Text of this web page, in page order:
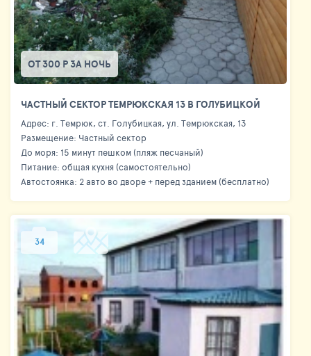
ОТ 300 Р ЗА НОЧЬ
ЧАСТНЫЙ СЕКТОР ТЕМРЮКСКАЯ 13 В ГОЛУБИЦКОЙ
Адрес: г. Темрюк, ст. Голубицкая, ул. Темрюкская, 13
Размещение: Частный сектор
До моря: 15 минут пешком (пляж песчаный)
Питание: общая кухня (самостоятельно)
Автостоянка: 2 авто во дворе + перед зданием (бесплатно)
34